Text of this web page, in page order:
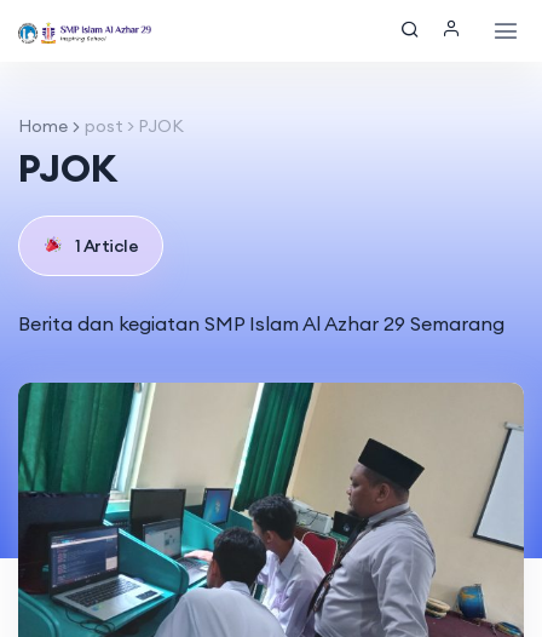
Home post > PJOK
PJOK
1 Article
Berita dan kegiatan SMP Islam Al Azhar 29 Semarang